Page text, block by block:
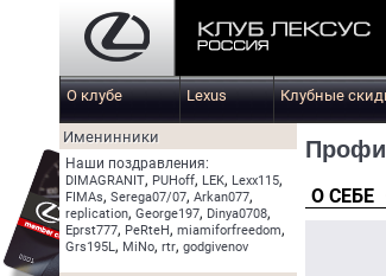
О клубе Lexus Клубные
Именинники
Наши поздравления:
DIMAGRANIT, PUHoff, LEK, Lexx115,
FIMAs, Serega07/07, Arkan077,
replication, George197, Dinya0708,
Eprst777, PeRteH, miamiforfreedom,
Grs195L, MiNo, rtr, godgivenov
О СЕБЕ